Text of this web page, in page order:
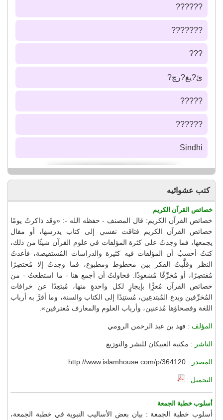
??????
???????
???
ئ?يغ?رچ?
?????
??????
Sindhi
كتب عشوائيه
خصائص القرآن الكريم
خصائص القرآن الكريم: قال المصنف - حفظه الله -: «وقد ذاكرتُ يومًا
خصائص القرآن الكريم فتاقت نفسي إلى كتاب يدرسها، أو مقال
يجمعها، فما وجدتُ على كثرة المؤلفات في علوم القرآن شيئًا من ذلك،
كنتُ أحسبُ أن المؤلفات فيه كثيرة والدراسات المُستفيضة، فأعدتُ
النظر وقلَّبتُ الفكر بين مخطوط ومطبوع، فما وجدتُ إلا مُختصِرًا
مُقتصِرًا، أو مُخرِّفًا مُشعوِذًا. فحاولتُ أن أجمع هنا - ما استطعتُ - من
خصائص القرآن مُعرًِّا بإيجازٍ لكل واحدةٍ منها، مُبتعِدًا عن خرافات
المُخرِّفين وبدع المُبتدعِين، مُستنِدًا إلى الكتاب والسنة، وما أقرَّ به أرباب
اللغة وفصحاؤها مُذعنين، وأرباب العلوم والمعارف مُعترفين».
المؤلف : فهد بن عبد الرحمن الرومي
الناشر : مكتبة العبيكان للنشر والتوزيع
المصدر : http://www.islamhouse.com/p/364120
التحميل :
أسلوب خطبة الجمعة
أسلوب خطبة الجمعة : بيان بعض الأساليب النبوية في خطبة الجمعة،